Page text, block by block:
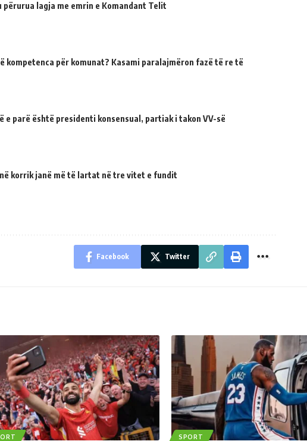
përurua lagja me emrin e Komandant Telit
kompetenca për komunat? Kasami paralajmëron fazë të re të
e parë është presidenti konsensual, partiak i takon VV-së
korrik janë më të lartat në tre vitet e fundit
Facebook Twitter
SPORT